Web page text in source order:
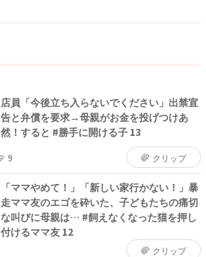
店員「今後立ち入らないでください」出禁宣
告と弁償を要求→母親がお金を投げつけあ
然！すると #勝手に開ける子 13
9 クリップ
「ママやめて！」「新しい家行かない！」暴
走ママ友のエゴを砕いた、子どもたちの痛切
な叫びに母親は… #飼えなくなった猫を押し
付けるママ友 12
クリップ